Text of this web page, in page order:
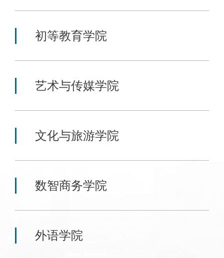
初等教育学院
艺术与传媒学院
文化与旅游学院
数智商务学院
外语学院